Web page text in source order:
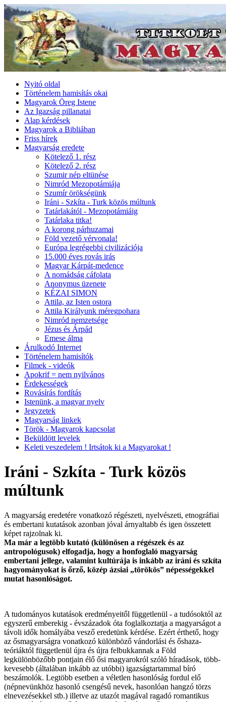
Nyitó oldal
Történelem hamisítás okai
Magyarok Öreg Istene
Az Igazság pillanatai
Alap kérdések
Magyarok a Bibliában
Friss hírek
Magyarság eredete
Kötelező 1. rész
Kötelező 2. rész
Szumir nép eltünése
Nimród Mezopotámiája
Szumír örökségünk
Iráni - Szkíta - Turk közös múltunk
Tatárlakától - Mezopotámiáig
Tatárlaka titka!
A korong párhuzamai
Föld vezető vérvonala!
Európa legrégebbi civilizációja
15.000 éves rovás irás
Magyar Kárpát-medence
A nomádság cáfolata
Anonymus üzenete
KÉZAI SIMON
Attila, az Isten ostora
Attila Királyunk méregpohara
Nimród nemzetsége
Jézus és Árpád
Emese álma
Árulkodó Internet
Történelem hamisítók
Filmek - videók
Apokrif = nem nyilvános
Érdekességek
Rovásírás fordítás
Istenünk, a magyar nyelv
Jegyzetek
Magyarság linkek
Török - Magyarok kapcsolat
Beküldött levelek
Keleti veszedelem ! Irtsátok ki a Magyarokat !
Iráni - Szkíta - Turk közös
múltunk
A magyarság eredetére vonatkozó régészeti, nyelvészeti, etnográfiai
és embertani kutatások azonban jóval árnyaltabb és igen összetett
képet rajzolnak ki.
Ma már a legtöbb kutató (különösen a régészek és az
antropológusok) elfogadja, hogy a honfoglaló magyarság
embertani jellege, valamint kultúrája is inkább az iráni és szkíta
hagyományokat is őrző, közép ázsiai „törökös” népességekkel
mutat hasonlóságot.
A tudományos kutatások eredményeitől függetlenül - a tudósoktól az
egyszerű emberekig - évszázadok óta foglalkoztatja a magyarságot a
távoli idők homályába vesző eredetünk kérdése. Ezért érthető, hogy
az ősmagyarságra vonatkozó különböző vándorlási és őshaza-
teóriáktól függetlenül újra és újra felbukkannak a Föld
legkülönbözőbb pontjain élő ősi magyarokról szóló híradások, több-
kevesebb (általában inkább az utóbbi) igazságtartammal bíró
beszámolók. Legtöbb esetben a véletlen hasonlóság fordul elő
(népnevünkhöz hasonló csengésű nevek, hasonlóan hangzó törzs
elnevezésekkel stb.) illetve az utazót magával ragadó romantikus